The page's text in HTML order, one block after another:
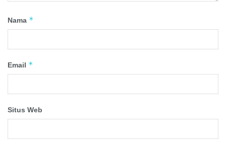
Nama *
Email *
Situs Web